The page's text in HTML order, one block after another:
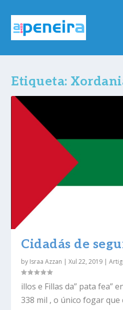
Etiqueta:
Cidadás de
by Israa Azzan |Xul 22, 2019 |
illos e Fillas da” pata fea”
338 mil , o único fogar que